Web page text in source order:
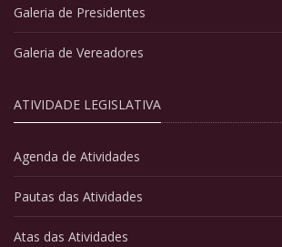
Galeria de Presidentes
Galeria de Vereadores
ATIVIDADE LEGISLATIVA
Agenda de Atividades
Pautas das Atividades
Atas das Atividades